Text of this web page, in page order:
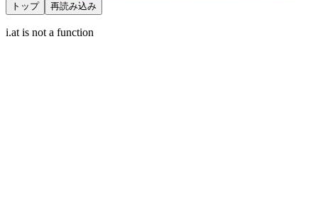
トップ 再読み込み
i.at is not a function